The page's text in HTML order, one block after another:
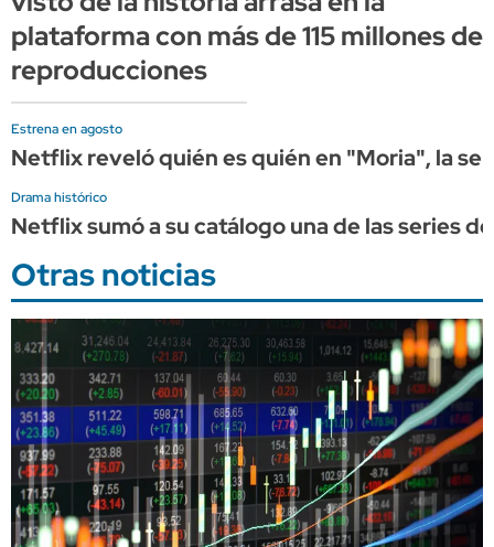
plataforma con más de 115 millones de
reproducciones
Estrena en agosto
Netflix reveló quién es quién en "Moria", la
Drama histórico
Netflix sumó a su catálogo una de las series
Otras noticias